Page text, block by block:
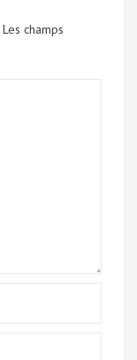
Les champs